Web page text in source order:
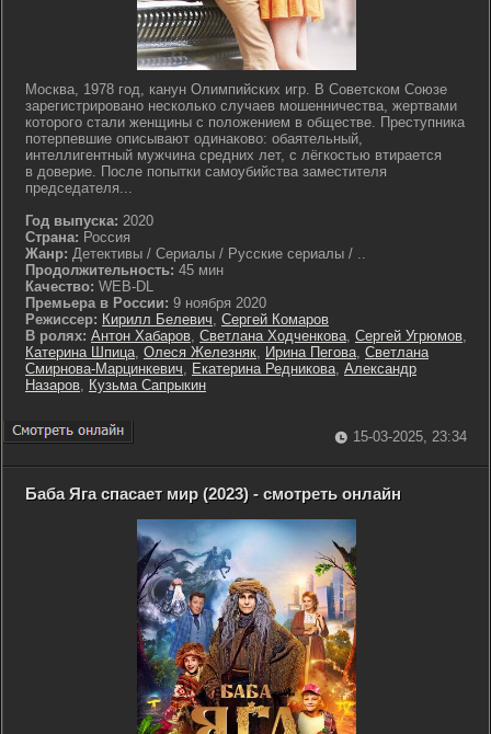
Москва, 1978 год, канун Олимпийских игр. В Советском Союзе
зарегистрировано несколько случаев мошенничества, жертвами
которого стали женщины с положением в обществе. Преступника
потерпевшие описывают одинаково: обаятельный,
интеллигентный мужчина средних лет, с лёгкостью втирается
в доверие. После попытки самоубийства заместителя
председателя...
Год выпуска: 2020
Страна: Россия
Жанр: Детективы / Сериалы / Русские сериалы / ..
Продолжительность: 45 мин
Качество: WEB-DL
Премьера в России: 9 ноября 2020
Режиссер: Кирилл Белевич, Сергей Комаров
В ролях: Антон Хабаров, Светлана Ходченкова, Сергей Угрюмов,
Катерина Шпица, Олеся Железняк, Ирина Пегова, Светлана
Смирнова-Марцинкевич, Екатерина Редникова, Александр
Назаров, Кузьма Сапрыкин
15-03-2025, 23:34
Баба Яга спасает мир (2023) - смотреть онлайн